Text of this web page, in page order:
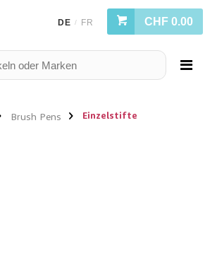
DE / FR CHF 0.00
Brush Pens Einzelstifte